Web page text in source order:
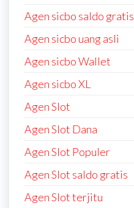
Agen sicbo saldo gratis
Agen sicbo uang asli
Agen sicbo Wallet
Agen sicbo XL
Agen Slot
Agen Slot Dana
Agen Slot Populer
Agen Slot saldo gratis
Agen Slot terjitu